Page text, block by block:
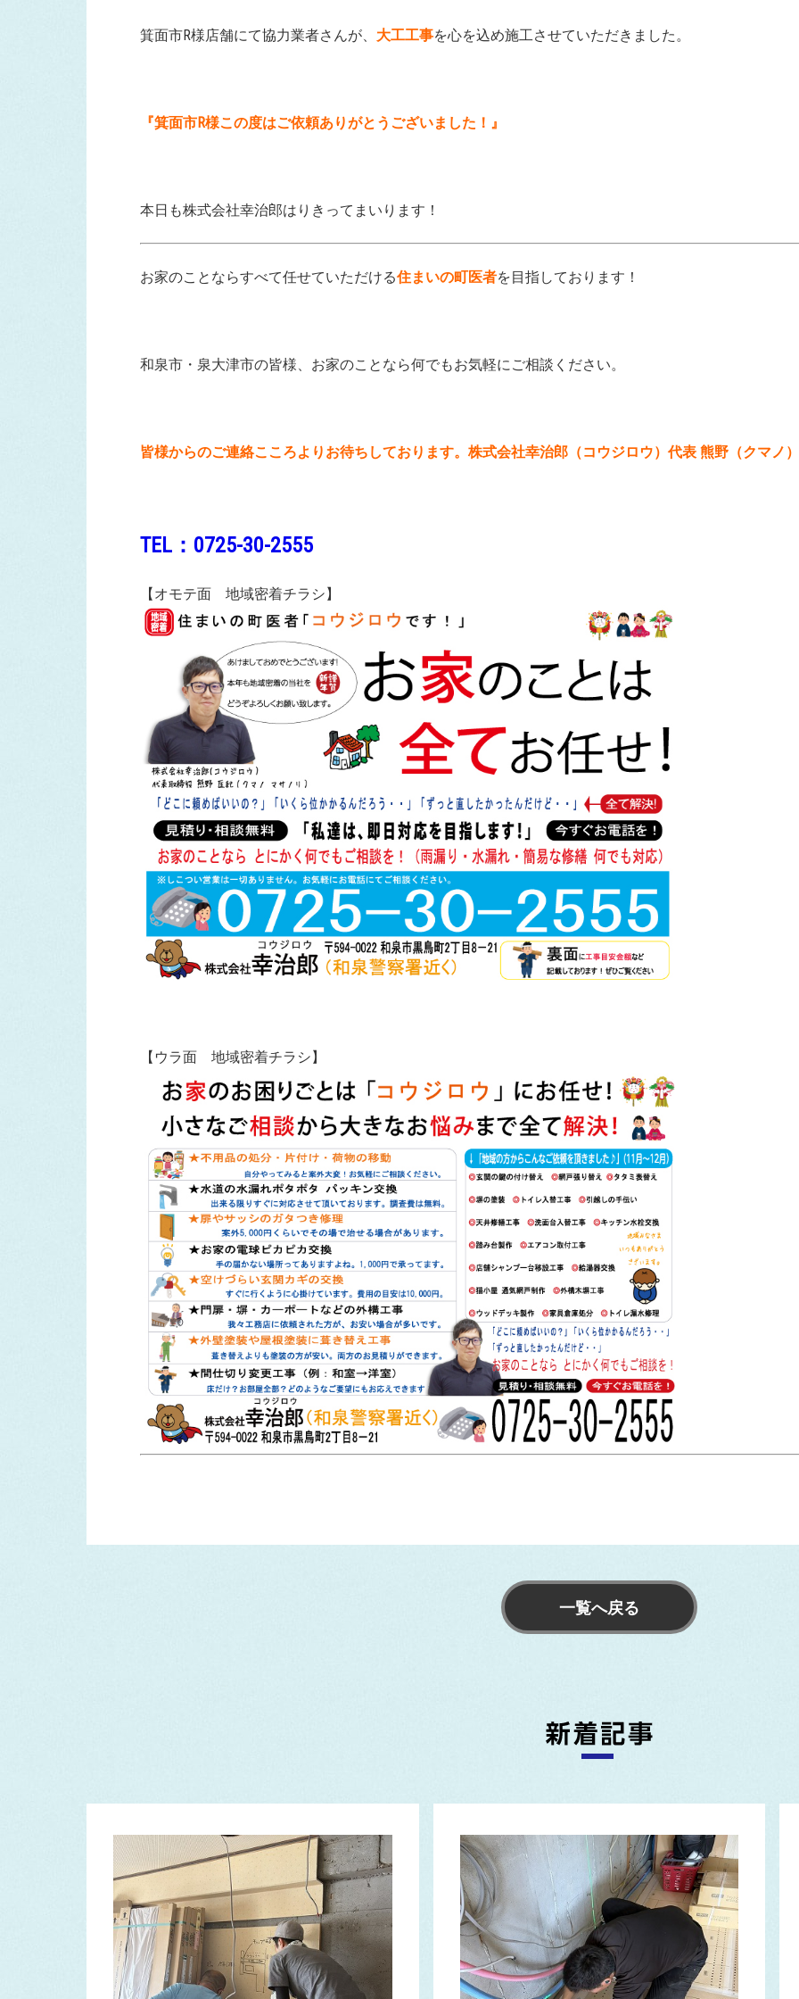
箕面市R様店舗にて協力業者さんが、 大工工事を心を込め施工させていただきました。
『箕面市R様この度はご依頼ありがとうございました！』
本日も株式会社幸治郎はりきってまいります！
お家のことならすべて任せていただける住まいの町医者を目指しております！
和泉市・泉大津市の皆様、お家のことなら何でもお気軽にご相談ください。
皆様からのご連絡こころよりお待ちしております。株式会社幸治郎（コウジロウ）代表 熊野（クマノ
TEL：0725-30-2555
【オモテ面 地域密着チラシ】
【ウラ面 地域密着チラシ】
一覧へ戻る